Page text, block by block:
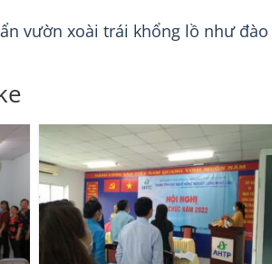
vườn xoài trái khổng lồ như